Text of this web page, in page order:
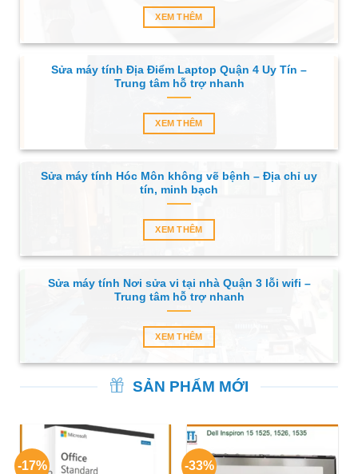
XEM THÊM
Sửa máy tính Địa Điểm Laptop Quận 4 Uy Tín –
Trung tâm hỗ trợ nhanh
XEM THÊM
Sửa máy tính Hóc Môn không vẽ bệnh – Địa chỉ uy
tín, minh bạch
XEM THÊM
Sửa máy tính Nơi sửa vi tại nhà Quận 3 lỗi wifi –
Trung tâm hỗ trợ nhanh
XEM THÊM
SẢN PHẨM MỚI
-17% -33%